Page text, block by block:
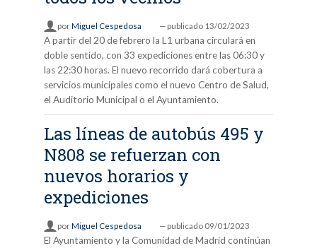
porMiguel Cespedosa — publicado 13/02/2023
A partir del 20 de febrero la L1 urbana circulará en
doble sentido, con 33 expediciones entre las 06:30 y
las 22:30 horas. El nuevo recorrido dará cobertura a
servicios municipales como el nuevo Centro de Salud,
el Auditorio Municipal o el Ayuntamiento.
Las líneas de autobús 495 y
N808 se refuerzan con
nuevos horarios y
expediciones
porMiguel Cespedosa — publicado 09/01/2023
El Ayuntamiento y la Comunidad de Madrid continúan